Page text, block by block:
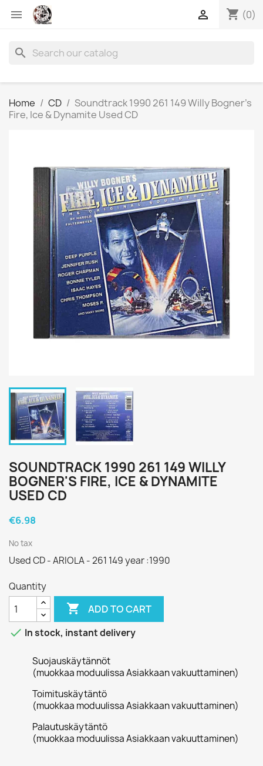
 shopping_cart (0)

search
Home CD
Soundtrack 1990 261 149 Willy Bogner's
Fire, Ice & Dynamite Used CD
SOUNDTRACK 1990 261 149 WILLY
BOGNER'S FIRE, ICE & DYNAMITE
USED CD
€6.98
No tax
Used CD - ARIOLA - 261 149 year :1990
Quantity
 ADD TO CART
 In stock, instant delivery
Suojauskäytännöt
(muokkaa moduulissa Asiakkaan vakuuttaminen)
Toimituskäytäntö
(muokkaa moduulissa Asiakkaan vakuuttaminen)
Palautuskäytäntö
(muokkaa moduulissa Asiakkaan vakuuttaminen)